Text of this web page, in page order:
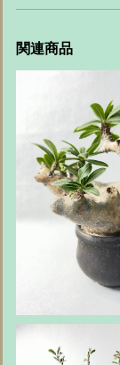
関連商品